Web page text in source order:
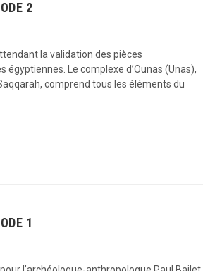
2
la validation des pièces
Le complexe d’Ounas (Unas),
comprend tous les éléments du
1